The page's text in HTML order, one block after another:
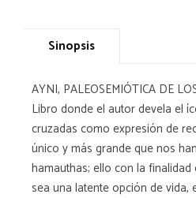
Sinopsis
AYNI, PALEOSEMIÓTICA DE
Libro donde el autor devela el
cruzadas como expresión de
único y más grande que nos
hamauthas; ello con la
sea una latente opción de vida,